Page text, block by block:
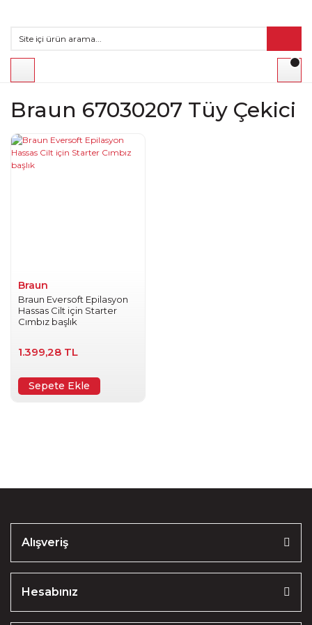
Braun 67030207 Tüy Çekici
Braun
Braun Eversoft Epilasyon
Hassas Cilt için Starter
Cımbız başlık
1.399,28 TL
Sepete Ekle
Alışveriş
Hesabınız